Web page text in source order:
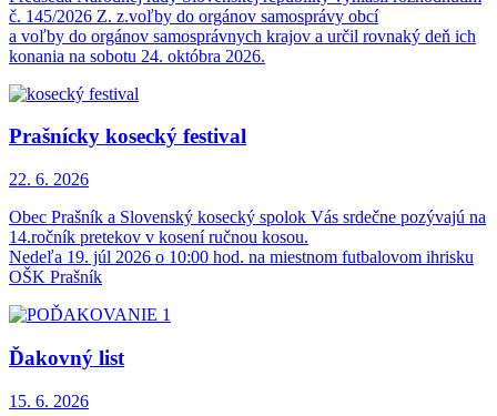
č. 145/2026 Z. z.voľby do orgánov samosprávy obcí
a voľby do orgánov samosprávnych krajov a určil rovnaký deň ich
konania na sobotu 24. októbra 2026.
Prašnícky kosecký festival
22. 6. 2026
Obec Prašník a Slovenský kosecký spolok Vás srdečne pozývajú na
14.ročník pretekov v kosení ručnou kosou.
Nedeľa 19. júl 2026 o 10:00 hod. na miestnom futbalovom ihrisku
OŠK Prašník
Ďakovný list
15. 6. 2026